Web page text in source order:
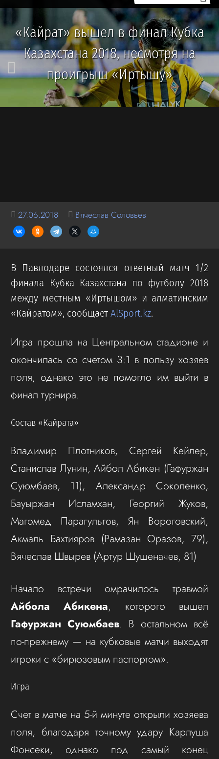
«Кайрат» вышел в финал Кубка
Казахстана 2018, несмотря на
проигрыш «Иртышу»
27.06.2018 Вячеслав Соловьев
В Павлодаре состоялся ответный матч 1/2
финала Кубка Казахстана по футболу 2018
между местным «Иртышом» и алматинским
«Кайратом», сообщаетAlSport.kz.
Игра прошла на Центральном стадионе и
окончилась со счетом 3:1 в пользу хозяев
поля, однако это не помогло им выйти в
финал турнира.
Состав «Кайрата»
Владимир Плотников, Сергей Кейлер,
Станислав Лунин, Айбол Абикен (Гафуржан
Суюмбаев, 11), Александр Соколенко,
Бауыржан Исламхан, Георгий Жуков,
Магомед Парагульгов, Ян Вороговский,
Акмаль Бахтияров (Рамазан Оразов, 79),
Вячеслав Швырев (Артур Шушеначев, 81)
Начало встречи омрачилось травмой
Айбола Абикена, которого вышел
Гафуржан Суюмбаев. В остальном всё
по-прежнему — на кубковые матчи выходят
игроки с «бирюзовым паспортом».
Игра
Счет в матче на 5-й минуте открыли хозяева
поля, благодаря точному удару Карлуша
Фонсеки, однако под самый конец